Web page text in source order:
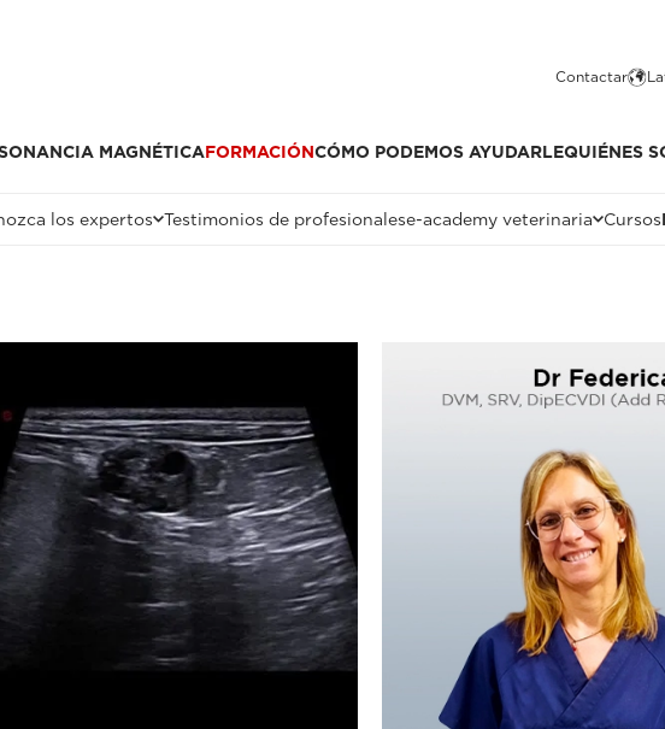
Contactar
MAGNÉTICAFORMACIÓNCÓMO PODEMOS AYUDARLEQUIÉNES
los expertos Testimonios de profesionalese-academy veterinaria Cursos